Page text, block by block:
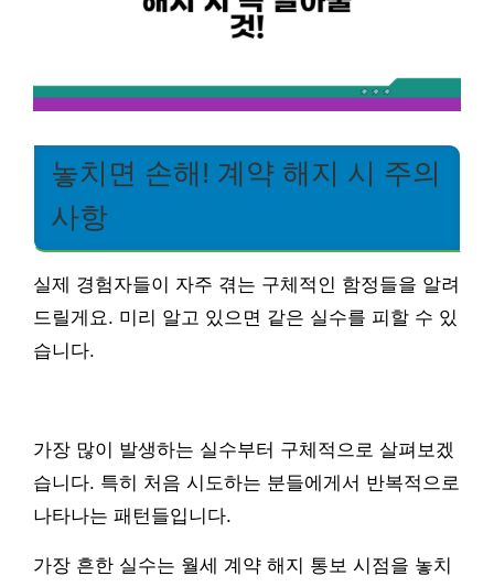
놓치면 손해! 계약 해지 시 주의
사항
실제 경험자들이 자주 겪는 구체적인 함정들을 알려
드릴게요. 미리 알고 있으면 같은 실수를 피할 수 있
습니다.
가장 많이 발생하는 실수부터 구체적으로 살펴보겠
습니다. 특히 처음 시도하는 분들에게서 반복적으로
나타나는 패턴들입니다.
가장 흔한 실수는 월세 계약 해지 통보 시점을 놓치